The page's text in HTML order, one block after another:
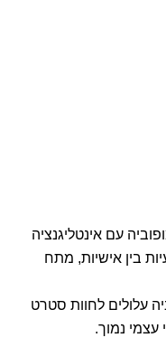
עם אינטליגנציה
בין אישיות, מתח
עלולים לחוות סטרט
עצמי נמוך.